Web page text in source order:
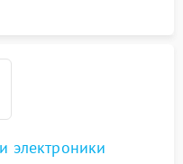
электроники